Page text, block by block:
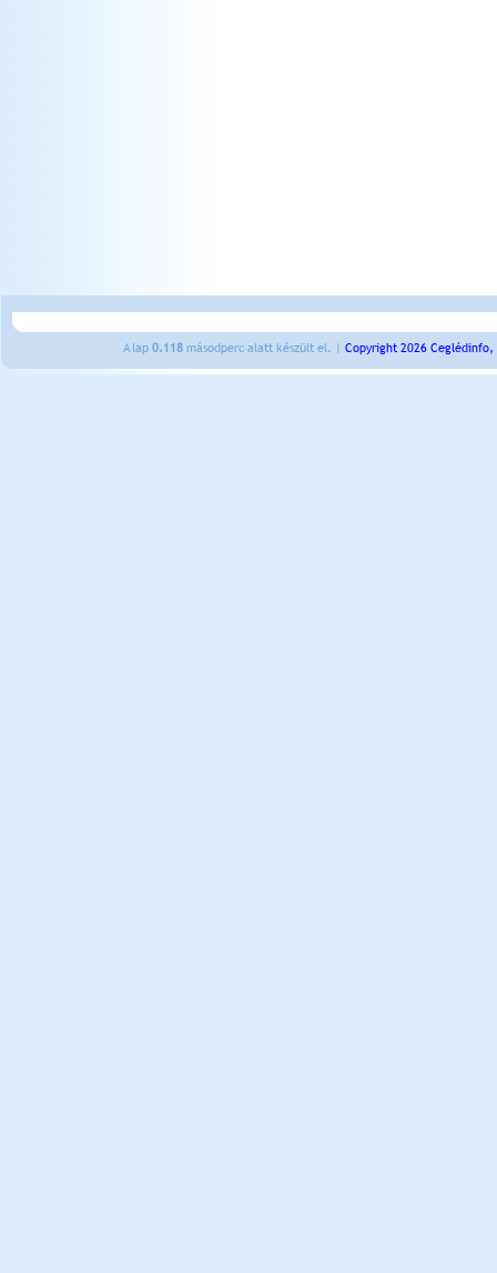
A lap 0.118 másodperc alatt készült el. | Copyright 2026